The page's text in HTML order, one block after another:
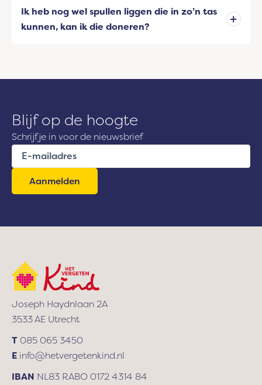
Ik heb nog wel spullen liggen die in zo’n tas
kunnen, kan ik die doneren?
Blijf op de hoogte
Schrijf je in voor de nieuwsbrief
E
m
i
Joseph Haydnlaan 2A
3533 AE Utrecht
T 085 065 3450
E info@hetvergetenkind.nl
IBAN NL83 RABO 0172 4314 84